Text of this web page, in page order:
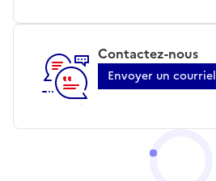
Contactez-nous
Envoyer un courriel